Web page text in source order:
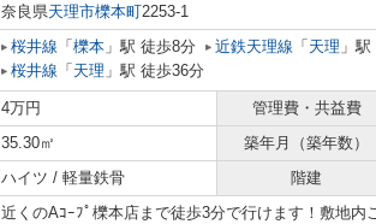
奈良県天理市櫟本町2253-1
桜井線 「 櫟本 」駅 徒歩8分 近鉄天理線 「 天理 」
桜井線 「 天理 」駅 徒歩36分
4万円 管理費・共益費
35.30㎡ 築年月（築年数）
ハイツ / 軽量鉄骨 階建
近くのAｺｰﾌﾟ櫟本店まで徒歩3分で行けます！敷地内